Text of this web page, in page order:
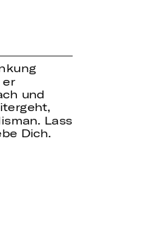
er
und
Lass
Dich.